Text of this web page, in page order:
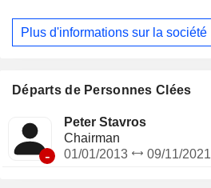
(16,7%).
Plus d'informations sur la société
Départs de Personnes Clées
-
Peter Stavros
Chairman
01/01/2013
09/11/2021